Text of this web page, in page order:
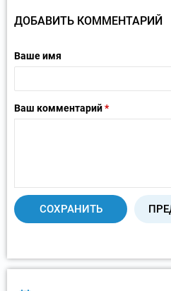
ДОБАВИТЬ КОММЕНТАРИЙ
Ваше имя
Ваш комментарий*